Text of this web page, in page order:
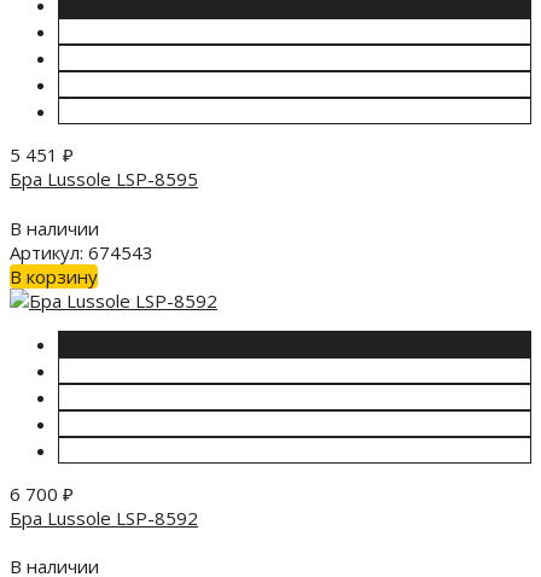
5 451 ₽
Бра Lussole LSP-8595
В наличии
Артикул: 674543
В корзину
6 700 ₽
Бра Lussole LSP-8592
В наличии